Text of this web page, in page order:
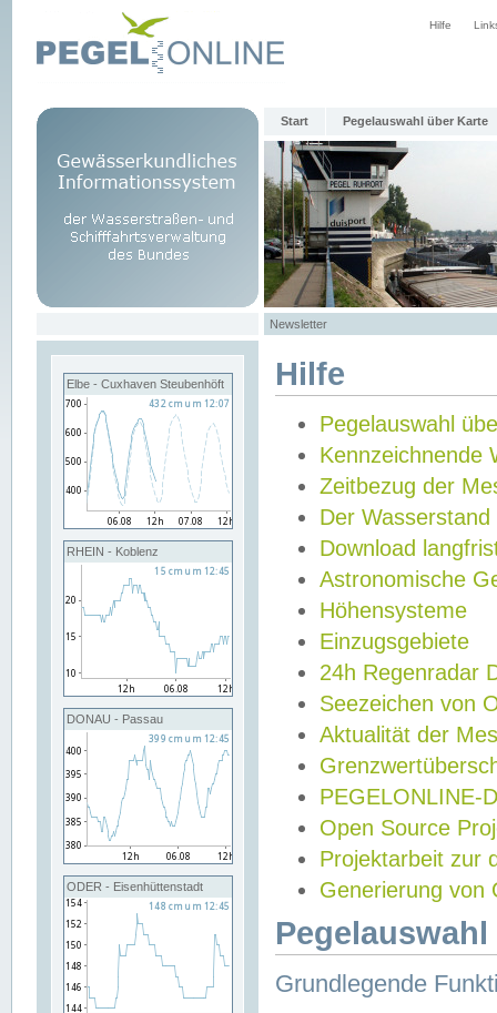
Hilfe
Start Pegelauswahl über Karte
Newsletter
Elbe - Cuxhaven Steubenhöft
RHEIN - Koblenz
DONAU - Passau
ODER - Eisenhüttenstadt
Hilfe
Pegelauswahl
Kennzeichnende
Zeitbezug der
Der Wasserstand
Download
Astronomische
Höhensysteme
Einzugsgebiete
24h Regenradar
Seezeichen von
Aktualität der
PEGELONLINE-
Open Source
Projektarbeit zur
Generierung von
Grundlegende